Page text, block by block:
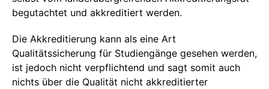
begutachtet und akkreditiert werden.
Die Akkreditierung kann als eine Art
Qualitätssicherung für Studiengänge gesehen werden,
ist jedoch nicht verpflichtend und sagt somit auch
nichts über die Qualität nicht akkreditierter